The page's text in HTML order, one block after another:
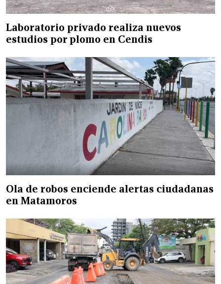
Laboratorio privado realiza nuevos
estudios por plomo en Cendis
Ola de robos enciende alertas ciudadanas
en Matamoros